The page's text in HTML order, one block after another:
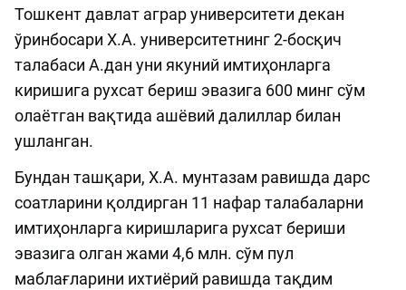
Тошкент давлат аграр университети декан
ўринбосари Х.А. университетнинг 2-босқич
талабаси А.дан уни якуний имтиҳонларга
киришига рухсат бериш эвазига 600 минг сўм
олаётган вақтида ашёвий далиллар билан
ушланган.
Бундан ташқари, Х.А. мунтазам равишда дарс
соатларини қолдирган 11 нафар талабаларни
имтиҳонларга киришларига рухсат бериши
эвазига олган жами 4,6 млн. сўм пул
маблағларини ихтиёрий равишда тақдим